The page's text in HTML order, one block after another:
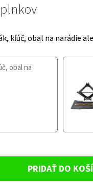
kľúč, obal na narádie
obal na
PRIDAŤ DO